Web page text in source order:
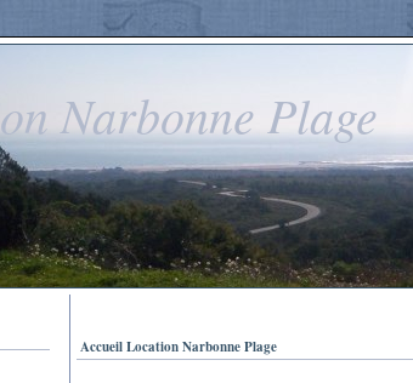
Narbonne Plage
Accueil Location Narbonne Plage